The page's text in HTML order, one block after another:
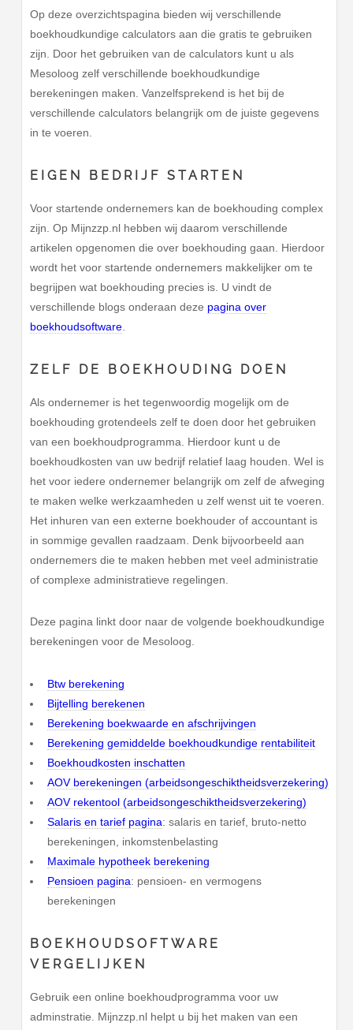
Op deze overzichtspagina bieden wij verschillende
boekhoudkundige calculators aan die gratis te gebruiken
zijn. Door het gebruiken van de calculators kunt u als
Mesoloog zelf verschillende boekhoudkundige
berekeningen maken. Vanzelfsprekend is het bij de
verschillende calculators belangrijk om de juiste gegevens
in te voeren.
EIGEN BEDRIJF STARTEN
Voor startende ondernemers kan de boekhouding complex
zijn. Op Mijnzzp.nl hebben wij daarom verschillende
artikelen opgenomen die over boekhouding gaan. Hierdoor
wordt het voor startende ondernemers makkelijker om te
begrijpen wat boekhouding precies is. U vindt de
verschillende blogs onderaan deze pagina over
boekhoudsoftware
ZELF DE BOEKHOUDING DOEN
Als ondernemer is het tegenwoordig mogelijk om de
boekhouding grotendeels zelf te doen door het gebruiken
van een boekhoudprogramma. Hierdoor kunt u de
boekhoudkosten van uw bedrijf relatief laag houden. Wel is
het voor iedere ondernemer belangrijk om zelf de afweging
te maken welke werkzaamheden u zelf wenst uit te voeren.
Het inhuren van een externe boekhouder of accountant is
in sommige gevallen raadzaam. Denk bijvoorbeeld aan
ondernemers die te maken hebben met veel administratie
of complexe administratieve regelingen.
Deze pagina linkt door naar de volgende boekhoudkundige
berekeningen voor de Mesoloog.
Btw berekening
Bijtelling berekenen
Berekening boekwaarde en afschrijvingen
Berekening gemiddelde boekhoudkundige rentabiliteit
Boekhoudkosten inschatten
AOV berekeningen (arbeidsongeschiktheidsverzekering)
AOV rekentool (arbeidsongeschiktheidsverzekering)
Salaris en tarief pagina: salaris en tarief, bruto-netto
berekeningen, inkomstenbelasting
Maximale hypotheek berekening
Pensioen pagina: pensioen- en vermogens
berekeningen
BOEKHOUDSOFTWARE
VERGELIJKEN
Gebruik een online boekhoudprogramma voor uw
adminstratie. Mijnzzp.nl helpt u bij het maken van een